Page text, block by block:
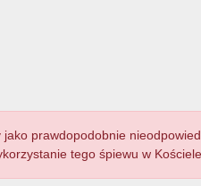
jako prawdopodobnie
tego śpiewu w